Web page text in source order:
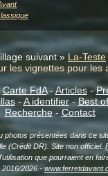
suivant »La-Teste
les vignettes pour les
Carte FdA- Articles-
- A identifier-Best of
Recherche- Contact
photos présentées dans ce
(Crédit DR). Site non officiel.
que pourraient en
2026 -